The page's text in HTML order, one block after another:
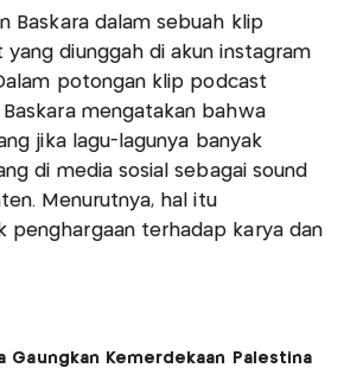
Baskara dalam sebuah klip
diunggah di akun instagram
potongan klip podcast
mengatakan bahwa
jika lagu-lagunya banyak
di media sosial sebagai sound
Menurutnya, hal itu
penghargaan terhadap karya dan
Gaungkan Kemerdekaan Palestina